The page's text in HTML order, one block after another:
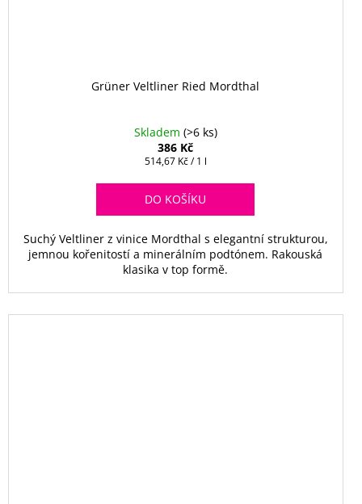
Grüner Veltliner Ried Mordthal
Skladem (>6 ks)
386 Kč
Měrná
514,67 Kč / 1 l
DO KOŠÍKU
Suchý Veltliner z vinice Mordthal s elegantní strukturou,
jemnou kořenitostí a minerálním podtónem. Rakouská
klasika v top formě.